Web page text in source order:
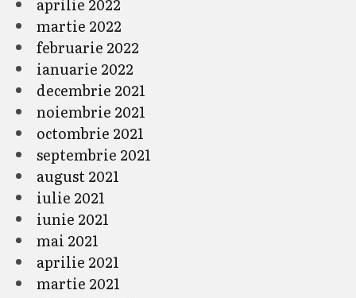
aprilie 2022
martie 2022
februarie 2022
ianuarie 2022
decembrie 2021
noiembrie 2021
octombrie 2021
septembrie 2021
august 2021
iulie 2021
iunie 2021
mai 2021
aprilie 2021
martie 2021